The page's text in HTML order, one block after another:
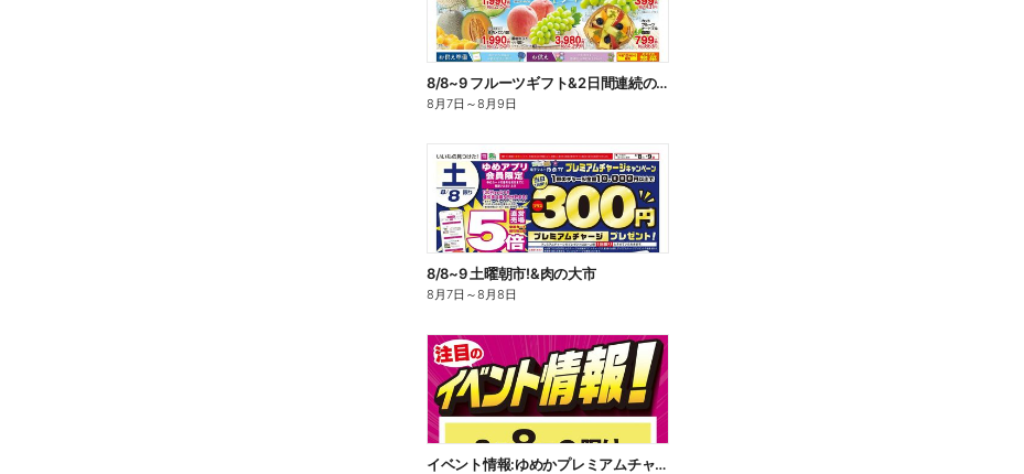
8/8~9 フルーツギフト&2日間連続のおすすめ品!
8月7日 ～8月9日
8/8~9 土曜朝市!&肉の大市
8月7日 ～8月8日
イベント情報:ゆめかプレミアムチャージ